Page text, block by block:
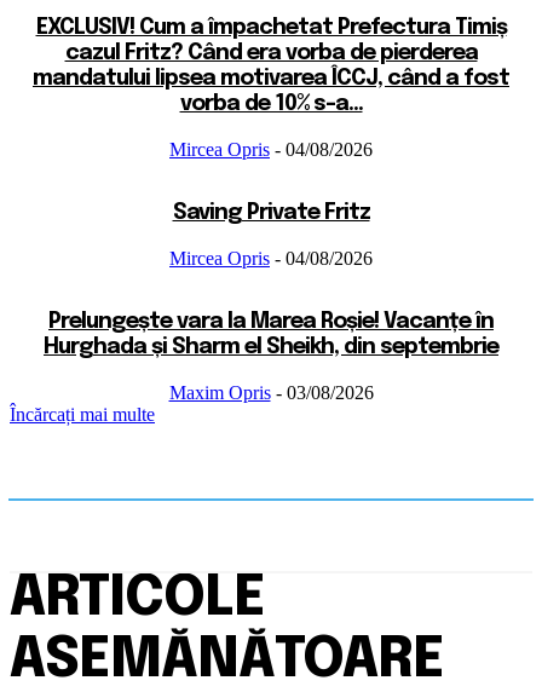
EXCLUSIV! Cum a împachetat Prefectura Timiș
cazul Fritz? Când era vorba de pierderea
mandatului lipsea motivarea ÎCCJ, când a fost
vorba de 10% s-a...
Mircea Opris - 04/08/2026
Saving Private Fritz
Mircea Opris - 04/08/2026
Prelungește vara la Marea Roșie! Vacanțe în
Hurghada și Sharm el Sheikh, din septembrie
Maxim Opris - 03/08/2026
Încărcați mai multe
ARTICOLE
ASEMĂNĂTOARE